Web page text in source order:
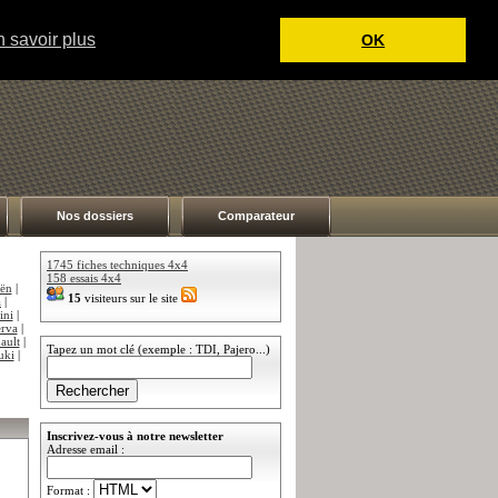
savoir plus OK
Nos dossiers Comparateur
|
|
|
|
|
|
1745 fiches techniques 4x4
158 essais 4x4
15 visiteurs sur le site
Tapez un mot clé (exemple : TDI, Pajero...)
Inscrivez-vous à notre newsletter
Adresse email :
Format :